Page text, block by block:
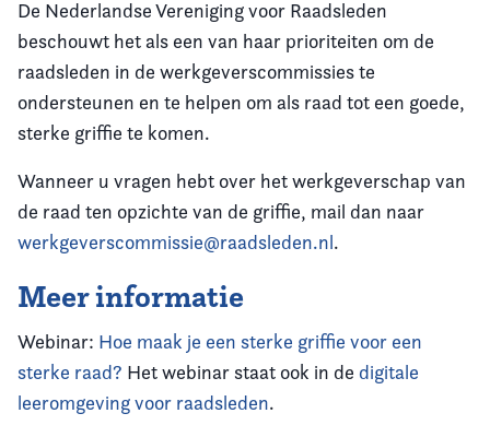
De Nederlandse Vereniging voor Raadsleden
beschouwt het als een van haar prioriteiten om de
raadsleden in de werkgeverscommissies te
ondersteunen en te helpen om als raad tot een goede,
sterke griffie te komen.
Wanneer u vragen hebt over het werkgeverschap van
de raad ten opzichte van de griffie, mail dan naar
werkgeverscommissie@raadsleden.nl.
Meer informatie
Webinar: Hoe maak je een sterke griffie voor een
sterke raad? Het webinar staat ook in de digitale
leeromgeving voor raadsleden.